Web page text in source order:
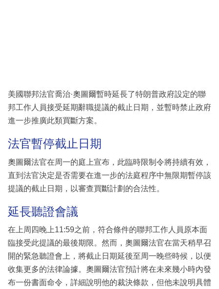
區
美國聯邦法官喬治·奧圖爾暫時延長了特朗普政府設定的聯
邦工作人員接受延期辭職提議的截止日期，並暫時禁止政府
進一步推廣此類買斷方案。
法官暫停截止日期
奧圖爾法官在周一的庭上宣布，此臨時限制令將持續有效，
直到法官決定是否需要在進一步的法庭程序中無限期暫停該
提議的截止日期，以審查買斷計劃的合法性。
延長聽證會議
在上周四晚上11:59之前，符合條件的聯邦工作人員原本面
臨接受此提議的最後期限。然而，奧圖爾法官在當天稍早召
開的緊急聽證會上，將截止日期延後至周一晚些時候，以便
收集更多的法律論據。奧圖爾法官預計將在未來幾小時內發
布一份書面命令，詳細說明他的裁決條款，但他未說明具體